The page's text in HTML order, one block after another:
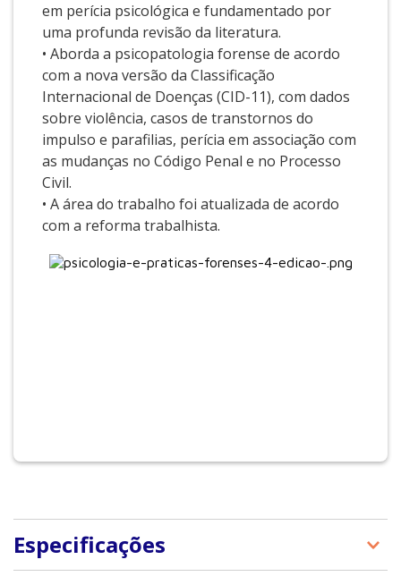
em perícia psicológica e fundamentado por
uma profunda revisão da literatura.
• Aborda a psicopatologia forense de acordo
com a nova versão da Classificação
Internacional de Doenças (CID-11), com dados
sobre violência, casos de transtornos do
impulso e parafilias, perícia em associação com
as mudanças no Código Penal e no Processo
Civil.
• A área do trabalho foi atualizada de acordo
com a reforma trabalhista.
Especificações